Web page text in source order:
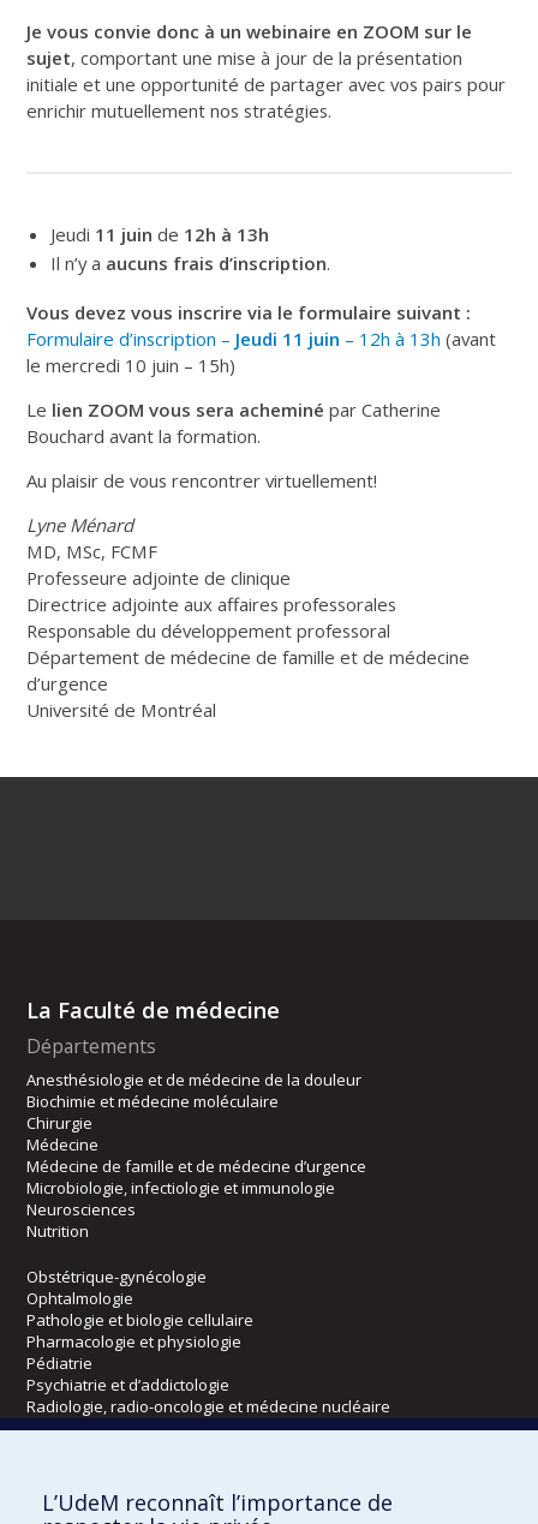
Je vous convie donc à un webinaire en ZOOM sur le
sujet, comportant une mise à jour de la présentation
initiale et une opportunité de partager avec vos pairs pour
enrichir mutuellement nos stratégies.
Jeudi 11 juin de 12h à 13h
Il n’y a aucuns frais d’inscription.
Vous devez vous inscrire via le formulaire suivant :
Formulaire d’inscription – Jeudi 11 juin – 12h à 13h (avant
le mercredi 10 juin – 15h)
Le lien ZOOMvous sera acheminépar Catherine
Bouchard avant la formation.
Au plaisir de vous rencontrer virtuellement!
Lyne Ménard
MD, MSc, FCMF
Professeure adjointe de clinique
Directrice adjointe aux affaires professorales
Responsable du développement professoral
Département de médecine de famille et de médecine
d’urgence
Université de Montréal
La Faculté de médecine
Départements
Anesthésiologie et de médecine de la douleur
Biochimie et médecine moléculaire
Chirurgie
Médecine
Médecine de famille et de médecine d’urgence
Microbiologie, infectiologie et immunologie
Neurosciences
Nutrition
Obstétrique-gynécologie
Ophtalmologie
Pathologie et biologie cellulaire
Pharmacologie et physiologie
Pédiatrie
Psychiatrie et d’addictologie
Radiologie, radio-oncologie et médecine nucléaire
L’UdeM reconnaît l’importance de